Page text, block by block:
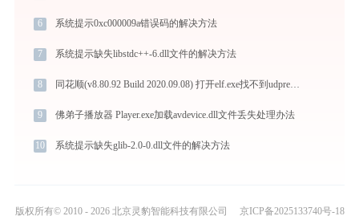
6 系统提示0xc000009a错误码的解决方法
7 系统提示缺失libstdc++-6.dll文件的解决方法
8 同花顺(v8.80.92 Build 2020.09.08) 打开elf.exe找不到udpreport.dll怎么办
9 佛弟子播放器 Player.exe加载avdevice.dll文件丢失处理办法
10 系统提示缺失glib-2.0-0.dll文件的解决方法
版权所有© 2010 - 2026 北京灵豹智能科技有限公司 京ICP备2025133740号-18